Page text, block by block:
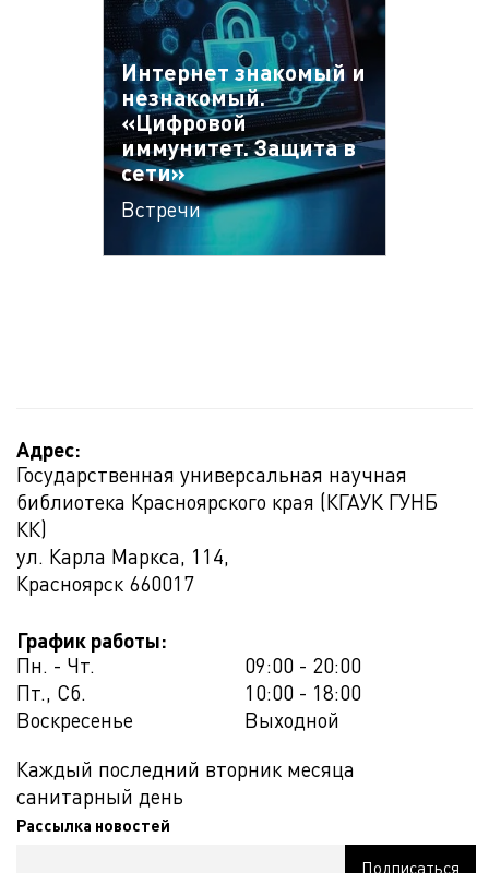
Интернет знакомый и
незнакомый.
«Цифровой
иммунитет. Защита в
сети»
Встречи
Адрес:
Государственная универсальная научная
библиотека Красноярского края (КГАУК ГУНБ
КК)
ул. Карла Маркса, 114,
Красноярск 660017
График работы:
Пн. - Чт.
09:00 - 20:00
Пт., Сб.
10:00 - 18:00
Воскресенье
Выходной
Каждый последний вторник месяца
санитарный день
Рассылка новостей